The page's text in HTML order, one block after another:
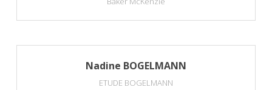
Nadine BOGELMANN
ETUDE BOGELMANN